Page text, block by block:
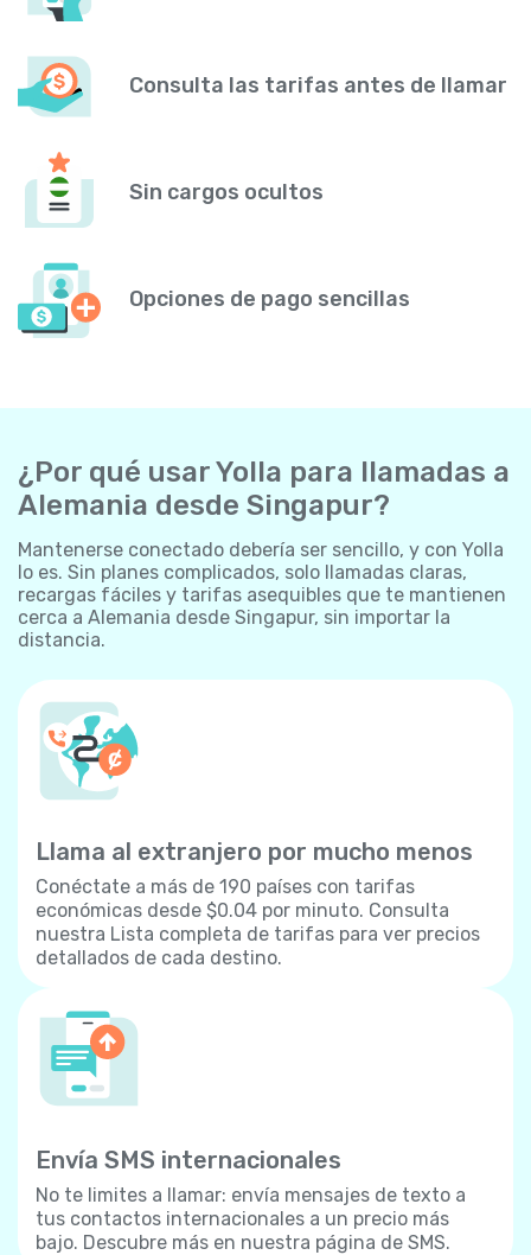
Consulta las tarifas antes de llamar
Sin cargos ocultos
Opciones de pago sencillas
¿Por qué usar Yolla para llamadas a
Alemania desde Singapur?
Mantenerse conectado debería ser sencillo, y con Yolla
lo es. Sin planes complicados, solo llamadas claras,
recargas fáciles y tarifas asequibles que te mantienen
cerca a Alemania desde Singapur, sin importar la
distancia.
Llama al extranjero por mucho menos
Conéctate a más de 190 países con tarifas
económicas desde $0.04 por minuto. Consulta
nuestra Lista completa de tarifas para ver precios
detallados de cada destino.
Envía SMS internacionales
No te limites a llamar: envía mensajes de texto a
tus contactos internacionales a un precio más
bajo. Descubre más en nuestra página de SMS.